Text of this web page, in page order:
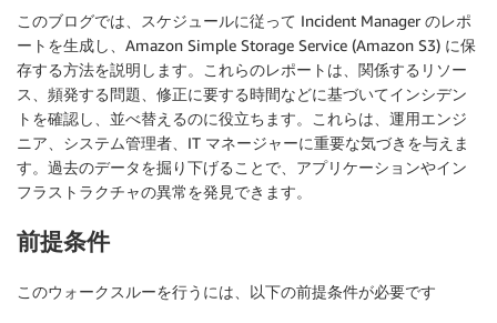
このブログでは、スケジュールに従って Incident Manager のレポ
ートを生成し、Amazon Simple Storage Service (Amazon S3) に保
存する方法を説明します。これらのレポートは、関係するリソー
ス、頻発する問題、修正に要する時間などに基づいてインシデン
トを確認し、並べ替えるのに役立ちます。これらは、運用エンジ
ニア、システム管理者、IT マネージャーに重要な気づきを与えま
す。過去のデータを掘り下げることで、アプリケーションやイン
フラストラクチャの異常を発見できます。
前提条件
このウォークスルーを行うには、以下の前提条件が必要です